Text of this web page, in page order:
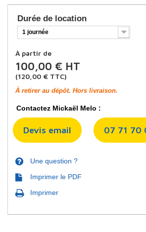
Durée de location
1 journée
À partir de
100,00 € HT
(120,00 € TTC)
À retirer au dépôt. Hors livraison.
Contactez Mickaël Melo :
Devis email 07 71 70
Une question ?
Imprimer le PDF
Imprimer